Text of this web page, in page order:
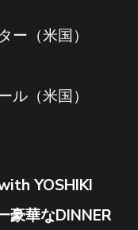
ー（米国）
ル（米国）
YOSHIKI
豪華なDINNER